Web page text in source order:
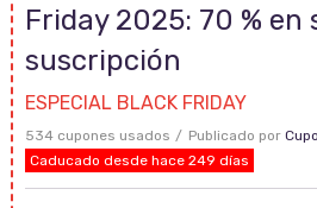
Friday 2025: 70 % en
suscripción
ESPECIAL BLACK FRIDAY
534 cupones usados Publicado por
Caducado desde hace 249 días